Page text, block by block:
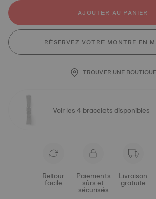
AJOUTER AU PANIER
RÉSERVEZ VOTRE MONTRE EN
TROUVER UNE BOUTIQUE
Voir les 4 bracelets disponibles
Retour
facile
Paiements
sûrs et
sécurisés
Livraison
gratuite